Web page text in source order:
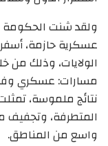
ولقد شنت الحكومة
عسكرية حازمة،
مسارات: عسكري
نتائج ملموسة،
المتطرفة، وتجفيف
واسع من المناطق.